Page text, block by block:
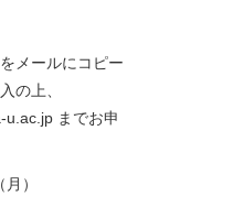
メールにコピー
の上、
までお申
）